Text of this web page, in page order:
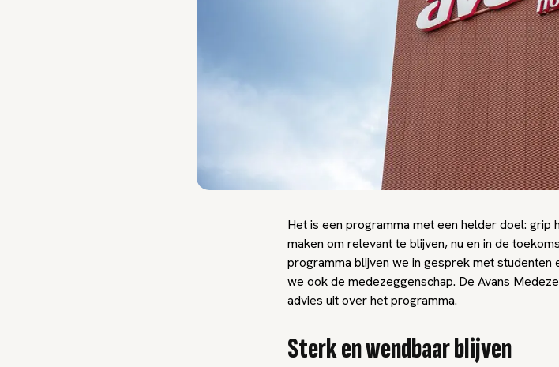
Het is een programma met een helder doel: grip
maken om relevant te blijven, nu en in de
programma blijven we in gesprek met
we ook de medezeggenschap. De Avans
advies uit over het programma.
Sterk en wendbaar blijven